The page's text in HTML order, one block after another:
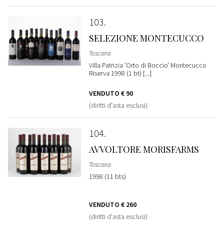
103
SELEZIONE MONTECUCCO
Toscana
Villa Patrizia 'Orto di Boccio' Montecucco
Riserva 1998 (1 bt) [...]
VENDUTO € 90
(diritti d'asta esclusi)
104
AVVOLTORE MORISFARMS
Toscana
1998 (11 bts)
VENDUTO € 260
(diritti d'asta esclusi)